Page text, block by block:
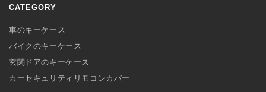
CATEGORY
車のキーケース
バイクのキーケース
玄関ドアのキーケース
カーセキュリティリモコンカバー